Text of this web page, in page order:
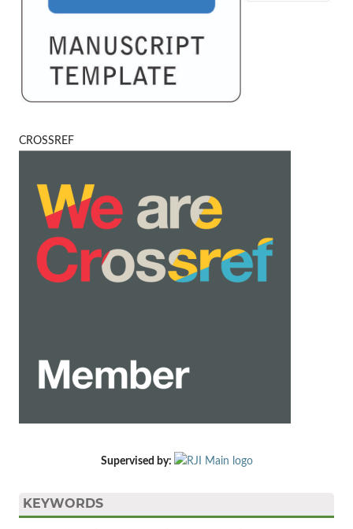
CROSSREF
Supervised by:
KEYWORDS